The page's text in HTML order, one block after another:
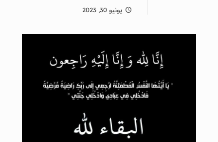
يونيو 30, 2023